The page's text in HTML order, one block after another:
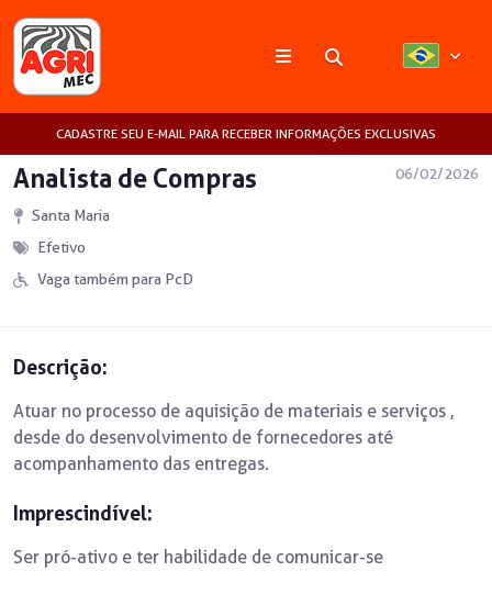
Pesquisar
CADASTRE SEU E-MAIL PARA RECEBER INFORMAÇÕES EXCLUSIVAS
Analista de Compras 06/02/2026
Santa Maria
Efetivo
Vaga também para PcD
Descrição:
Atuar no processo de aquisição de materiais e serviços ,
desde do desenvolvimento de fornecedores até
acompanhamento das entregas.
Imprescindível:
Ser pró-ativo e ter habilidade de comunicar-se